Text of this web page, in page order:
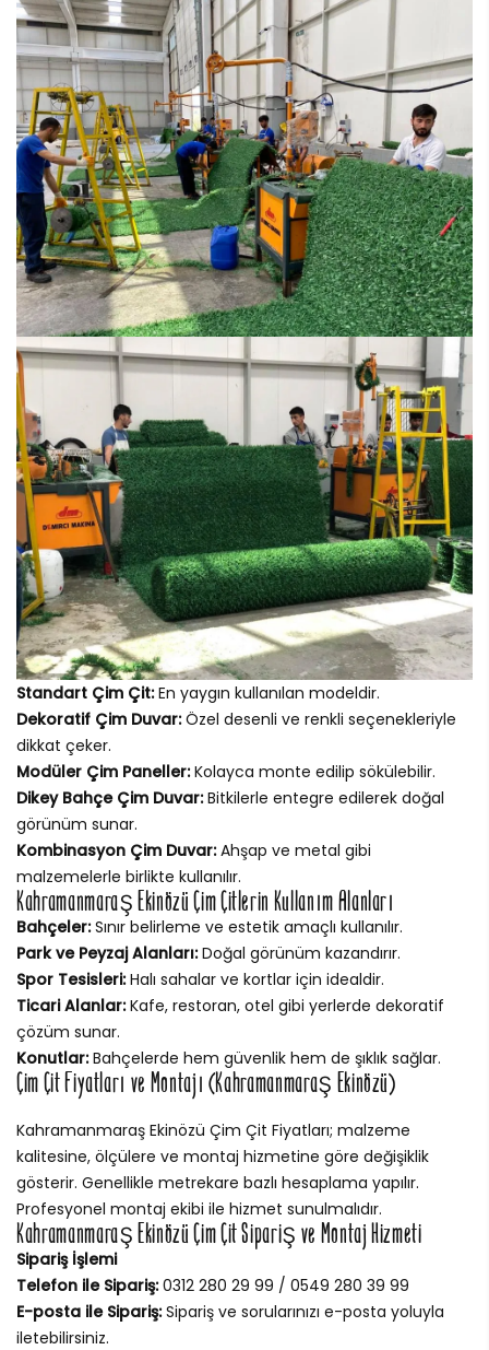
Standart Çim Çit:En yaygın kullanılan modeldir.
Dekoratif Çim Duvar:Özel desenli ve renkli seçenekleriyle
dikkat çeker.
Modüler Çim Paneller:Kolayca monte edilip sökülebilir.
Dikey Bahçe Çim Duvar:Bitkilerle entegre edilerek doğal
görünüm sunar.
Kombinasyon Çim Duvar:Ahşap ve metal gibi
malzemelerle birlikte kullanılır.
Kahramanmaraş Ekinözü Çim Çitlerin Kullanım Alanları
Bahçeler:Sınır belirleme ve estetik amaçlı kullanılır.
Park ve Peyzaj Alanları:Doğal görünüm kazandırır.
Spor Tesisleri:Halı sahalar ve kortlar için idealdir.
Ticari Alanlar:Kafe, restoran, otel gibi yerlerde dekoratif
çözüm sunar.
Konutlar:Bahçelerde hem güvenlik hem de şıklık sağlar.
Çim Çit Fiyatları ve Montajı (Kahramanmaraş Ekinözü)
Kahramanmaraş Ekinözü Çim Çit Fiyatları; malzeme
kalitesine, ölçülere ve montaj hizmetine göre değişiklik
gösterir. Genellikle metrekare bazlı hesaplama yapılır.
Profesyonel montaj ekibi ile hizmet sunulmalıdır.
Kahramanmaraş Ekinözü Çim Çit Sipariş ve Montaj Hizmeti
Sipariş İşlemi
Telefon ile Sipariş:0312 280 29 99 / 0549 280 39 99
E-posta ile Sipariş:Sipariş ve sorularınızı e-posta yoluyla
iletebilirsiniz.